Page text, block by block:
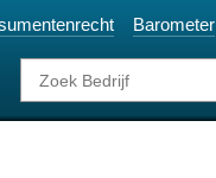
Barometer